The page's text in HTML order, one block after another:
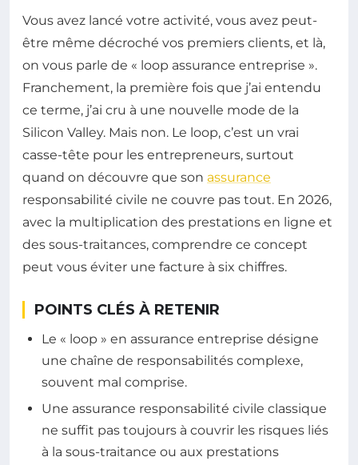
Vous avez lancé votre activité, vous avez peut-
être même décroché vos premiers clients, et là,
on vous parle de « loop assurance entreprise ».
Franchement, la première fois que j’ai entendu
ce terme, j’ai cru à une nouvelle mode de la
Silicon Valley. Mais non. Le loop, c’est un vrai
casse-tête pour les entrepreneurs, surtout
quand on découvre que son assurance
responsabilité civile ne couvre pas tout. En 2026,
avec la multiplication des prestations en ligne et
des sous-traitances, comprendre ce concept
peut vous éviter une facture à six chiffres.
POINTS CLÉS À RETENIR
Le « loop » en assurance entreprise désigne
une chaîne de responsabilités complexe,
souvent mal comprise.
Une assurance responsabilité civile classique
ne suffit pas toujours à couvrir les risques liés
à la sous-traitance ou aux prestations